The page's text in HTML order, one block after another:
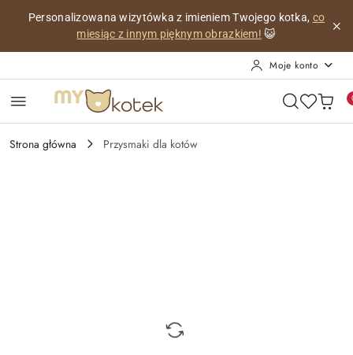
Przejdź do treści głównej
Przejdź do wyszukiwarki
Przejdź do moje konto
Przejdź do menu głównego
Przejdź do opisu produktu
Przejdź do stopki
Personalizowana wizytówka z imieniem Twojego kotka, co
miesiąc z innym pięknym obrazkiem! 😺
Moje konto
Strona główna Przysmaki dla kotów